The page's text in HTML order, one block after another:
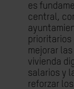
es
central,
prioritarios
mejorar
vivienda
salarios y
reforzar